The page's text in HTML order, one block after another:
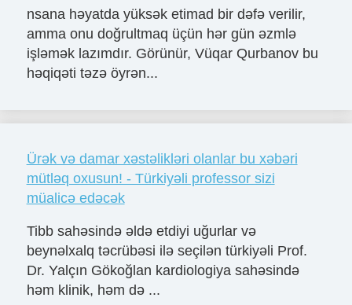
nsana həyatda yüksək etimad bir dəfə verilir,
amma onu doğrultmaq üçün hər gün əzmlə
işləmək lazımdır. Görünür, Vüqar Qurbanov bu
həqiqəti təzə öyrən...
Ürək və damar xəstəlikləri olanlar bu xəbəri
mütləq oxusun! - Türkiyəli professor sizi
müalicə edəcək
Tibb sahəsində əldə etdiyi uğurlar və
beynəlxalq təcrübəsi ilə seçilən türkiyəli Prof.
Dr. Yalçın Gökoğlan kardiologiya sahəsində
həm klinik, həm də ...